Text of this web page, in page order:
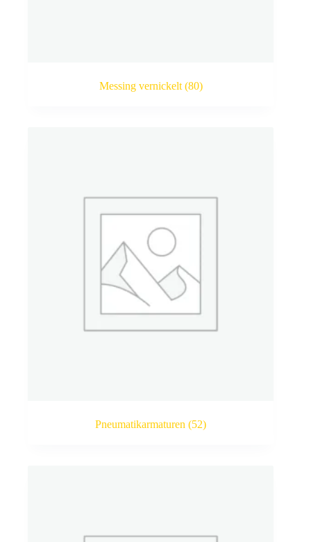
Messing vernickelt (80)
Pneumatikarmaturen(52)